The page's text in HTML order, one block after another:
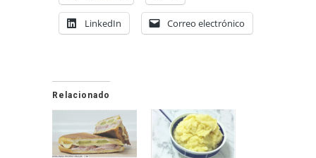
LinkedIn Correo electrónico
Relacionado